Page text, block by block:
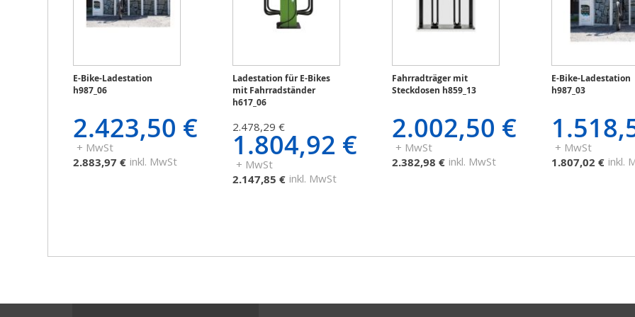
E-Bike-Ladestation
h987_06
2.423,50 €
+ MwSt
2.883,97 € inkl. MwSt
Ladestation für E-Bikes
mit Fahrradständer
h617_06
2.478,29 €
1.804,92 €
+ MwSt
2.147,85 € inkl. MwSt
Fahrradträger mit
Steckdosen h859_13
2.002,50 €
+ MwSt
2.382,98 € inkl. MwSt
E-Bike-Ladestation
h987_03
+ MwSt
1.807,02 € inkl.